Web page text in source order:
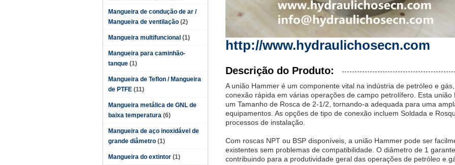
Mangueira de condução de ar /
Mangueira de ventilação (2)
Mangueira multifuncional (1)
Mangueira para caminhão-
tanque (1)
Mangueira de Teflon / Mangueira
de PTFE (11)
Mangueira metálica de GNL de
baixa temperatura (6)
Mangueira de aço inoxidável de
grande diâmetro (1)
Mangueira do extintor (1)
http://www.hydraulichosecn.com
Descrição do Produto:
A união Hammer é um componente vital na indústria de petróleo e
conexão rápida em várias operações de campo petrolífero. Esta
um Tamanho de Rosca de 2-1/2, tornando-a adequada para uma
equipamentos. As opções de tipo de conexão incluem Soldada e
processos de instalação.
Com roscas NPT ou BSP disponíveis, a união Hammer pode ser
existentes sem problemas de compatibilidade. O diâmetro de 1
contribuindo para a produtividade geral das operações de petróleo e